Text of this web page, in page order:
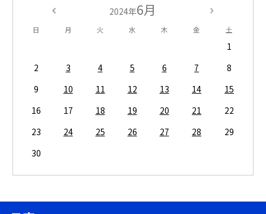
2024年6月
日 月 火 水 木 金 土
1
2
3 4 5 6 7
8
9
10 11 12 13 14
15
16
17 18 19 20 21
22
23
24 25 26 27 28
29
30